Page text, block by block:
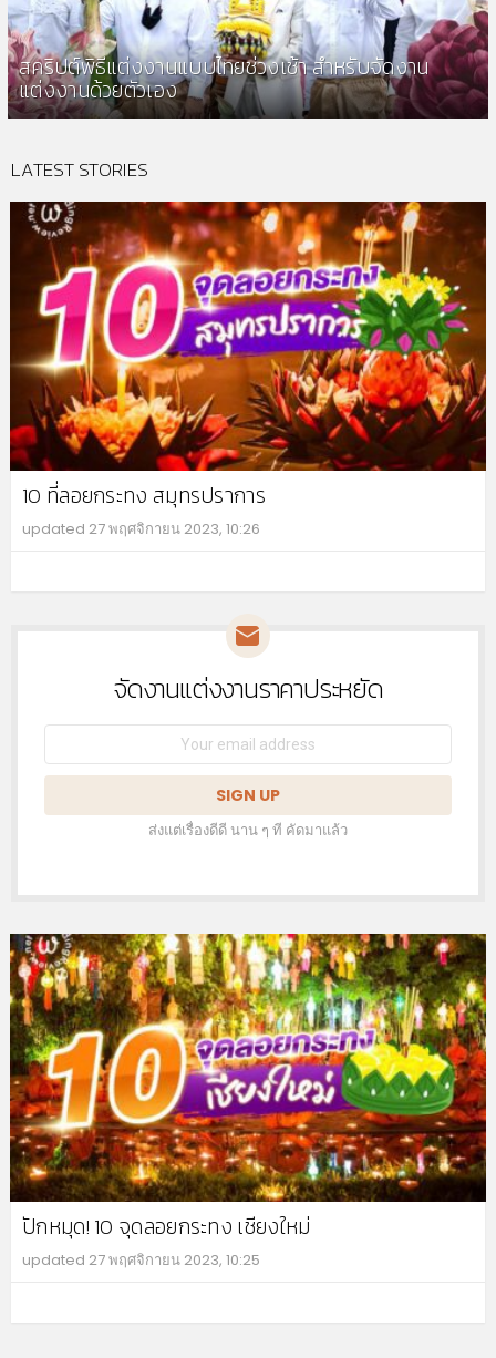
สคริปต์พิธีแต่งงานแบบไทยช่วงเช้า สำหรับจัดงาน
แต่งงานด้วยตัวเอง
LATEST STORIES
10 ที่ลอยกระทง สมุทรปราการ
updated 27 พฤศจิกายน 2023, 10:26
NEWSLETTERจัดงานแต่งงานราคาประหยัด
Email
ส่งแต่เรื่องดีดี นาน ๆ ที คัดมาแล้ว
ปักหมุด! 10 จุดลอยกระทง เชียงใหม่
updated 27 พฤศจิกายน 2023, 10:25